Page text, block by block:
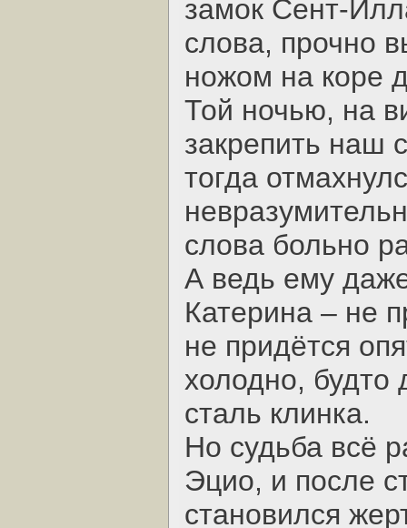
замок Сент-
слова, прочно
ножом на коре
Той ночью, на
закрепить наш
тогда
слова больно
А ведь ему
Катерина – не
не придётся
холодно, будто
сталь клинка.
Но судьба всё
Эцио, и после
становился